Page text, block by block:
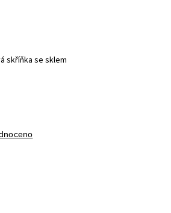
skříňka se sklem